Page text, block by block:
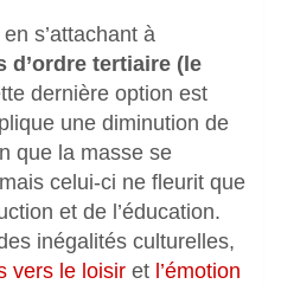
s’attachant à
d’ordre tertiaire (le
dernière option est
une diminution de
que la masse se
celui-ci ne fleurit que
et de l’éducation.
inégalités culturelles,
vers le loisir et l’émotion